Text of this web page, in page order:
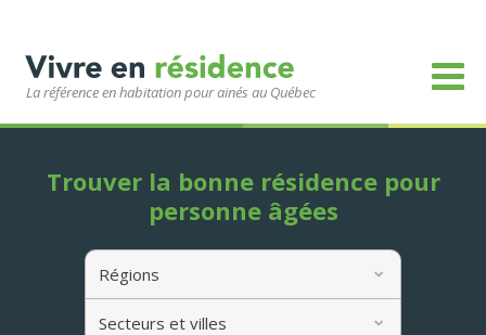
La référence en habitation pour ainés au Québec
Régions
Secteurs et villes
Trouver la bonne résidence pour
personne âgées